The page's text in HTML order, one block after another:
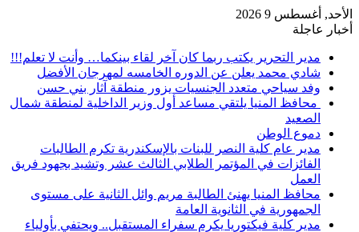
الأحد, أغسطس 9 2026
أخبار عاجلة
مدير التحرير يكتب ربما كان آخر لقاء بينكما… وأنت لا تعلم!!!
شادي محمد يعلن عن الدوره الخامسه لمهرجان الأفضل
وفد سياحي متعدد الجنسيات يزور منطقة آثار بني حسن
محافظ المنيا يلتقي مساعد أول وزير الداخلية لمنطقة شمال
الصعيد
دموع الوطن
مدير عام كلية النصر للبنات بالإسكندرية تكرم الطالبات
الفائزات في المؤتمر الطلابي الثالث عشر وتشيد بجهود فريق
العمل
محافظ المنيا يهنئ الطالبة مريم وائل الثانية على مستوى
الجمهورية في الثانوية العامة
مدير كلية فيكتوريا يكرم سفراء المستقبل.. ويحتفي بأولياء